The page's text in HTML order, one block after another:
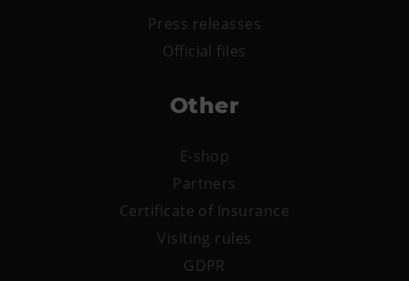
Press releasses
Official files
Other
E-shop
Partners
Certificate of Insurance
Visiting rules
GDPR